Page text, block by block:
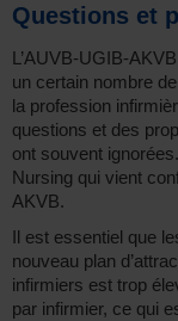
Questions et
L’AUVB-UGIB-
un certain nombre
la profession
questions et des
ont souvent
Nursing qui vient
AKVB.
Il est essentiel que
nouveau plan
infirmiers est trop
par infirmier, ce qui